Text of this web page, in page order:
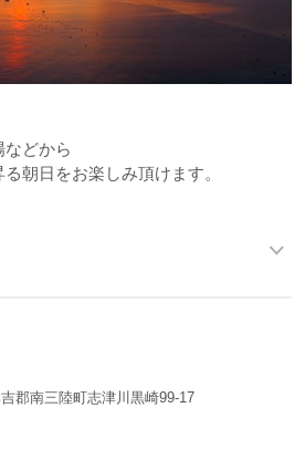
などから
朝日をお楽しみ頂けます。
郡南三陸町志津川黒崎99-17